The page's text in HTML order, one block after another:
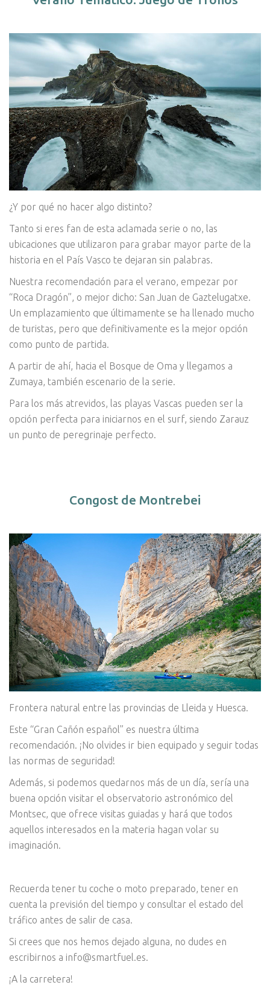
¿Y por qué no hacer algo distinto?
Tanto si eres fan de esta aclamada serie o no, las
ubicaciones que utilizaron para grabar mayor parte de la
historia en el País Vasco te dejaran sin palabras.
Nuestra recomendación para el verano, empezar por
“Roca Dragón”, o mejor dicho: San Juan de Gaztelugatxe.
Un emplazamiento que últimamente se ha llenado mucho
de turistas, pero que definitivamente es la mejor opción
como punto de partida.
A partir de ahí, hacia el Bosque de Oma y llegamos a
Zumaya, también escenario de la serie.
Para los más atrevidos, las playas Vascas pueden ser la
opción perfecta para iniciarnos en el surf, siendo Zarauz
un punto de peregrinaje perfecto.
Congost de Montrebei
Frontera natural entre las provincias de Lleida y Huesca.
Este “Gran Cañón español” es nuestra última
recomendación. ¡No olvides ir bien equipado y seguir todas
las normas de seguridad!
Además, si podemos quedarnos más de un día, sería una
buena opción visitar el observatorio astronómico del
Montsec, que ofrece visitas guiadas y hará que todos
aquellos interesados en la materia hagan volar su
imaginación.
Recuerda tener tu coche o moto preparado, tener en
cuenta la previsión del tiempo y consultar el estado del
tráfico antes de salir de casa.
Si crees que nos hemos dejado alguna, no dudes en
escribirnos a info@smartfuel.es.
¡A la carretera!